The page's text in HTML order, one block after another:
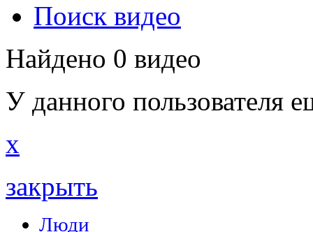
Поиск видео
Найдено 0 видео
У данного пользователя
x
закрыть